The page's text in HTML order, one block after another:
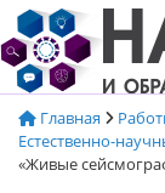
Перейти
к
содержимому
Главная
Естественно-
«Живые